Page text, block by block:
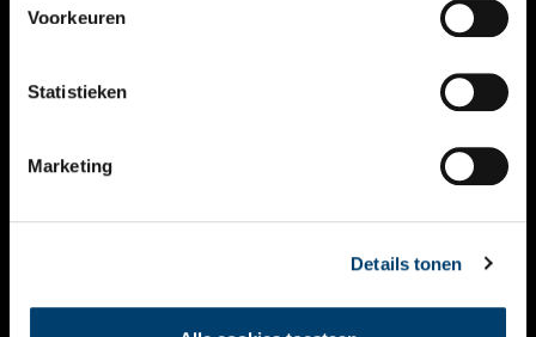
Voorkeuren
Statistieken
Marketing
Details tonen
KALENDER
THEMA’S
VIDEO’S
CONTACT